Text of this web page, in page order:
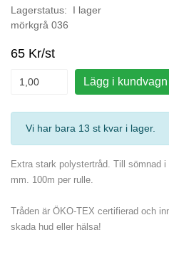
Lagerstatus: I lager
mörkgrå 036
65 Kr/st
Lägg i kundvagn
Vi har bara 13 st kvar i lager.
Extra stark polystertråd. Till sömnad
mm. 100m per rulle.
Tråden är ÖKO-TEX certifierad och
skada hud eller hälsa!